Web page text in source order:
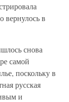
вернулось в
снова
самой
поскольку в
русская
и